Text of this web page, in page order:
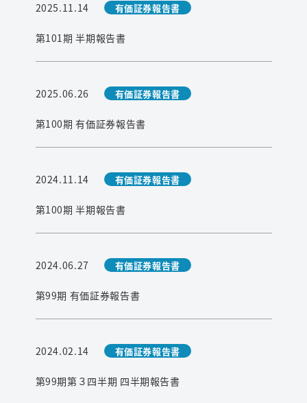
2025.11.14 有価証券報告書
第101期 半期報告書
2025.06.26 有価証券報告書
第100期 有価証券報告書
2024.11.14 有価証券報告書
第100期 半期報告書
2024.06.27 有価証券報告書
第99期 有価証券報告書
2024.02.14 有価証券報告書
第99期第３四半期 四半期報告書